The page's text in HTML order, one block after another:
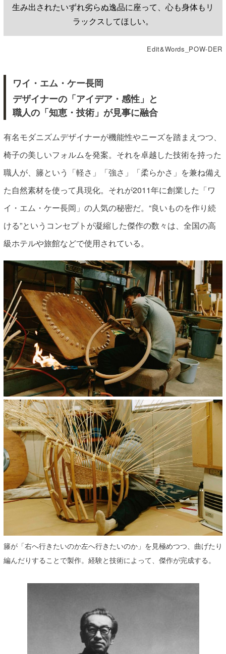
生み出されたいずれ劣らぬ逸品に座って、心も身体もリ
ラックスしてほしい。
Edit&Words_POW-DER
ワイ・エム・ケー長岡
デザイナーの「アイデア・感性」と
職人の「知恵・技術」が見事に融合
有名モダニズムデザイナーが機能性やニーズを踏まえつつ、
椅子の美しいフォルムを発案。それを卓越した技術を持った
職人が、籐という「軽さ」「強さ」「柔らかさ」を兼ね備え
た自然素材を使って具現化。それが2011年に創業した「ワ
イ・エム・ケー長岡」の人気の秘密だ。“良いものを作り続
ける”というコンセプトが凝縮した傑作の数々は、全国の高
級ホテルや旅館などで使用されている。
籐が「右へ行きたいのか左へ行きたいのか」を見極めつつ、曲げたり
編んだりすることで製作。経験と技術によって、傑作が完成する。